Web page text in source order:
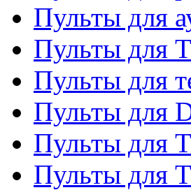
Пульты для
Пульты для
Пульты для
Пульты для
Пульты для
Пульты для